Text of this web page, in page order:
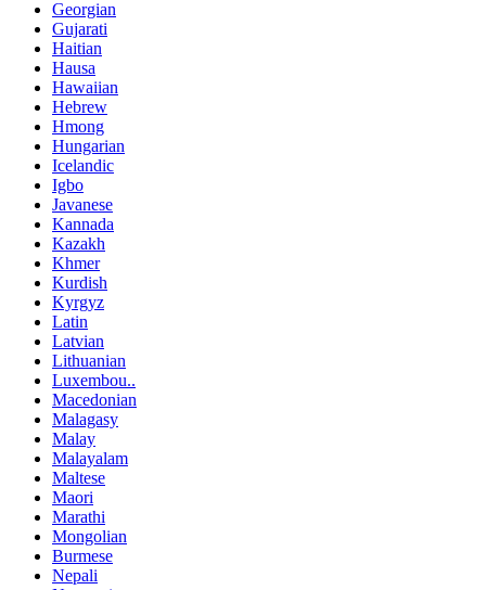
Georgian
Gujarati
Haitian
Hausa
Hawaiian
Hebrew
Hmong
Hungarian
Icelandic
Igbo
Javanese
Kannada
Kazakh
Khmer
Kurdish
Kyrgyz
Latin
Latvian
Lithuanian
Luxembou..
Macedonian
Malagasy
Malay
Malayalam
Maltese
Maori
Marathi
Mongolian
Burmese
Nepali